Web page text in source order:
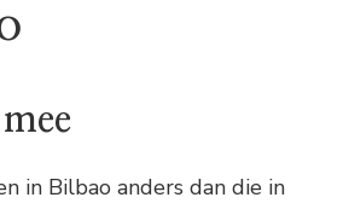
in Bilbao anders dan die in